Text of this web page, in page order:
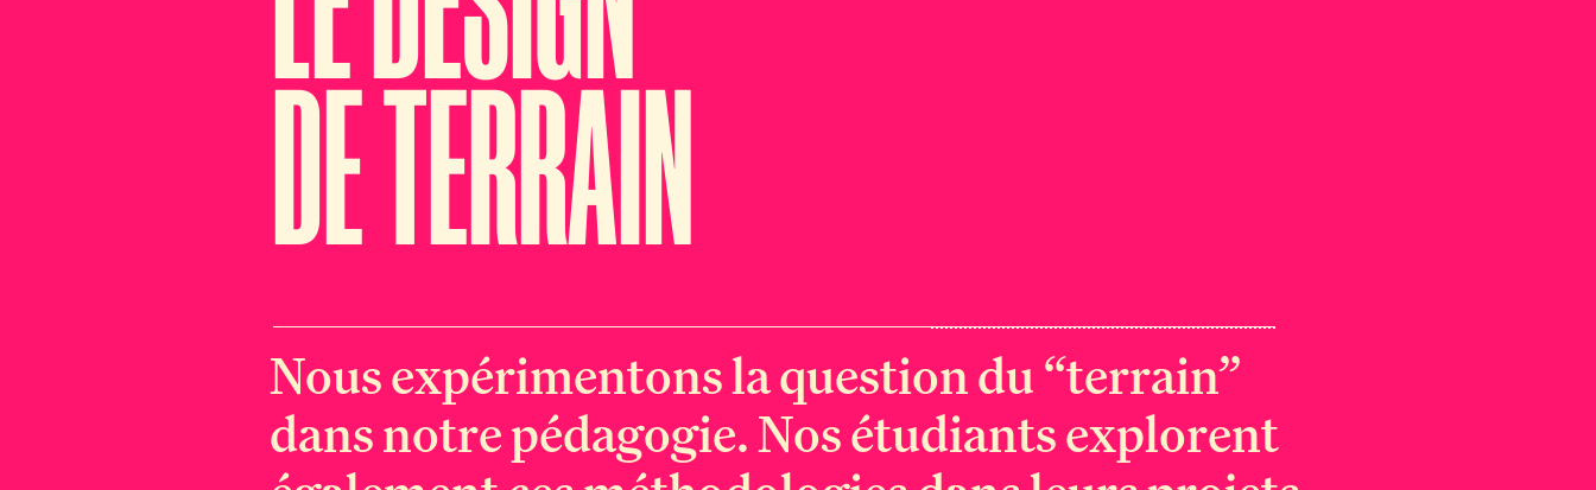
DE TERRAIN
Nous expérimentons la question du “terrain”
dans notre pédagogie. Nos étudiants explorent